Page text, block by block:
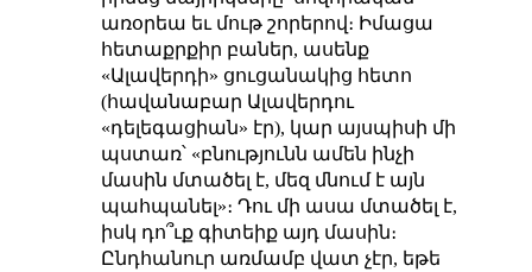
առօրեա եւ մութ շորերով։ Իմացա
հետաքրքիր բաներ, ասենք
«Ալավերդի» ցուցանակից հետո
(հավանաբար Ալավերդու
«դելեգացիան» էր), կար այսպիսի մի
պստառ՝ «բնությունն ամեն ինչի
մասին մտածել է, մեզ մնում է այն
պահպանել»։ Դու մի ասա մտածել է,
իսկ դո՞ւք գիտեիք այդ մասին։
Ընդհանուր առմամբ վատ չէր, եթե